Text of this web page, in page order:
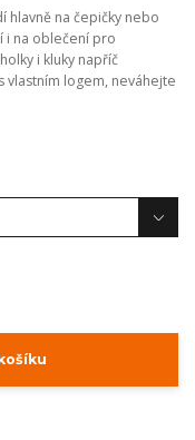
hlavně na čepičky nebo
i na oblečení pro
i kluky napříč
vlastním logem, neváhejte